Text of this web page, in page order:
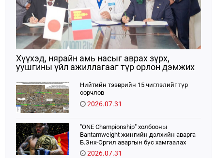
Хүүхэд, нярайн амь насыг аврах зүрх,
уушгины үйл ажиллагааг түр орлон дэмжих
Нийтийн тээврийн 15 чиглэлийг түр
өөрчлөв
2026.07.31
"ONE Championship" холбооны
Bantamweight жингийн дэлхийн аварга
Б.Энх-Оргил аваргын бүс хамгаалах
тулаанаа өнөөдөр хийнэ.
2026.07.31